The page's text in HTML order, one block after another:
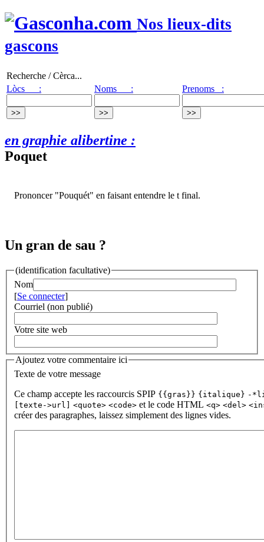
Nos lieux-dits
gascons
Recherche / Cèrca...
Lòcs :
Noms : Prenoms :
en graphie alibertine :
Poquet
Prononcer "Pouquét" en faisant entendre le t final.
Un gran de sau ?
(identification facultative)
Nom
[Se connecter]
Courriel (non publié)
Votre site web
Ajoutez votre commentaire ici
Texte de votre message
Ce champ accepte les raccourcis SPIP {{gras}} {italique} -
[texte->url] <quote> <code> et le code HTML <q> <del>
créer des paragraphes, laissez simplement des lignes vides.